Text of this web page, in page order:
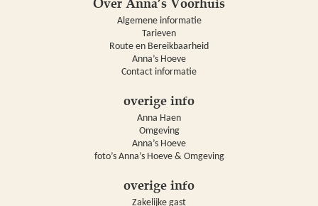
Over Anna’s Voorhuis
Algemene informatie
Tarieven
Route en Bereikbaarheid
Anna’s Hoeve
Contact informatie
overige info
Anna Haen
Omgeving
Anna’s Hoeve
foto’s Anna’s Hoeve & Omgeving
overige info
Zakelijke gast